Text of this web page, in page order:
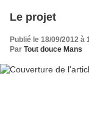
Le projet
Publié le 18/09/2012 à
Par Tout douce Mans